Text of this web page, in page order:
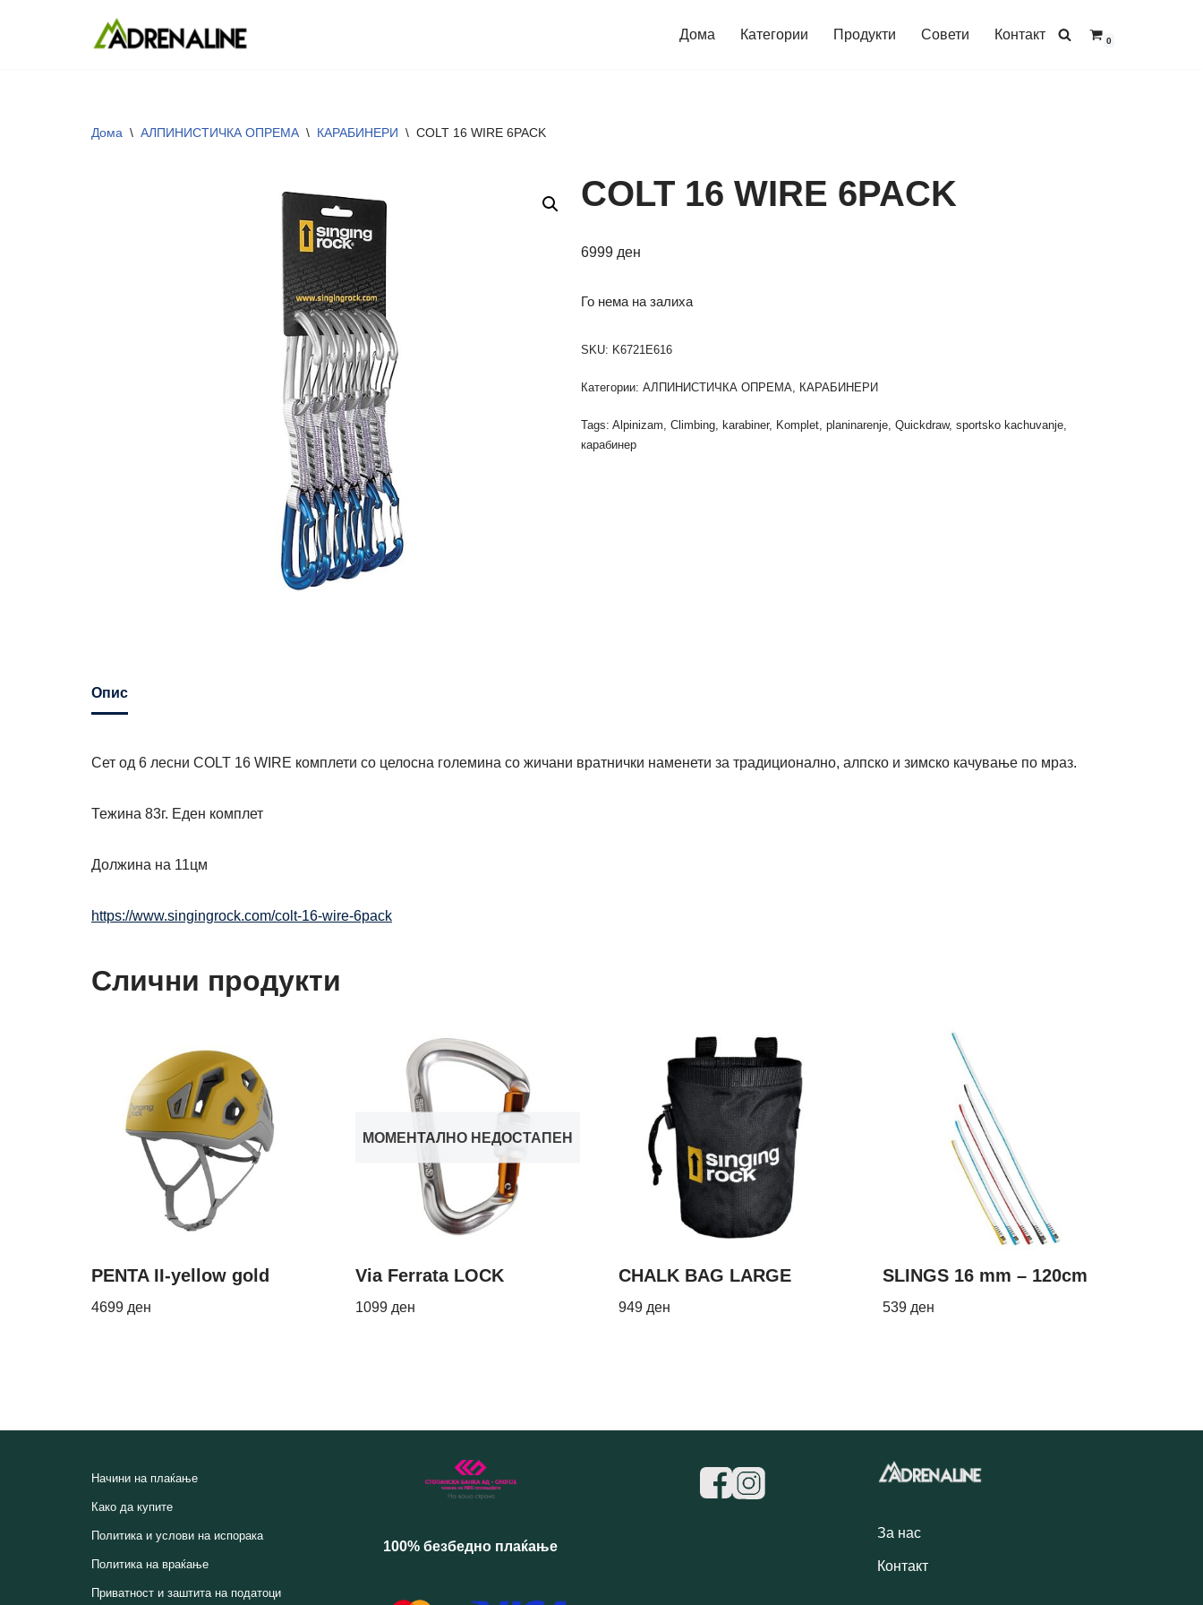
Дома Категории Продукти Совети Контакт 0
Дома \ АЛПИНИСТИЧКА ОПРЕМА \ КАРАБИНЕРИ \ COLT 16 WIRE 6PACK
COLT 16 WIRE 6PACK
6999 ден
Го нема на залиха
SKU: K6721E616
Категории:АЛПИНИСТИЧКА ОПРЕМА КАРАБИНЕРИ
Tags:Alpinizam ,Climbing karabiner, Komplet ,planinarenje ,Quickdraw,sportsko kachuvanje
карабинер
Опис
Сет од 6 лесни COLT 16 WIRE комплети со целосна големина со жичани вратнички наменети за традиционално, алпско и зимско качување по мраз.
Тежина 83г. Еден комплет
Должина на 11цм
https://www.singingrock.com/colt-16-wire-6pack
Слични продукти
PENTA II-yellow gold
4699 ден
МОМЕНТАЛНО НЕДОСТАПЕН
Via Ferrata LOCK
1099 ден
CHALK BAG LARGE
949 ден
SLINGS 16 mm – 120cm
539 ден
Начини на плаќање
Како да купите
Политика и услови на испорака
Политика на враќање
Приватност и заштита на податоци
100% безбедно плаќање
За нас
Контакт